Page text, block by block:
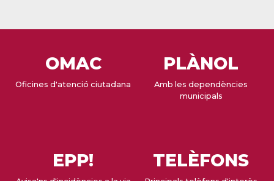
OMAC
Oficines d'atenció ciutadana
PLÀNOL
Amb les dependències
municipals
EPP! TELÈFONS